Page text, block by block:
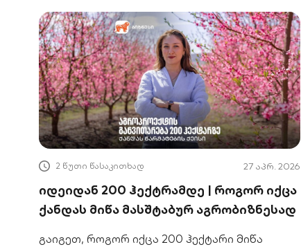
მცენარეების მავნებლებისგან დაცვაში,
თანამედროვე ტექნოლოგიების
გამოყენებით, რაც ტრადიციულ მეთოდებთან
შედარებით გაცილებით მაღალი
ეფექტიანობით გამოირჩევა. ალბათ ყველაზე
დიდი, რაც გვამოძრავებს, არის ის, რომ
აგრომეტას გუნდი მთელი გულით
2 წუთი წასაკითხად 27 აპრ. 2026
იდეიდან 200 ჰექტრამდე | როგორ იქცა
ქანდას მიწა მასშტაბურ აგრობიზნესად
გაიგეთ, როგორ იქცა 200 ჰექტარი მიწა